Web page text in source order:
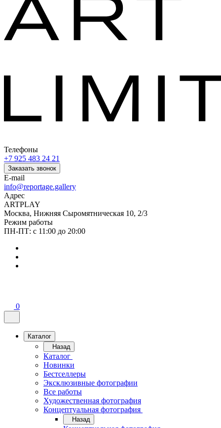
Телефоны
+7 925 483 24 21
Заказать звонок
E-mail
info@reportage.gallery
Адрес
ARTPLAY
Москва, Нижняя Сыромятническая 10, 2/3
Режим работы
ПН-ПТ: с 11:00 до 20:00
0
Каталог
Назад
Каталог
Новинки
Бестселлеры
Эксклюзивные фотографии
Все работы
Художественная фотография
Концептуальная фотография
Назад